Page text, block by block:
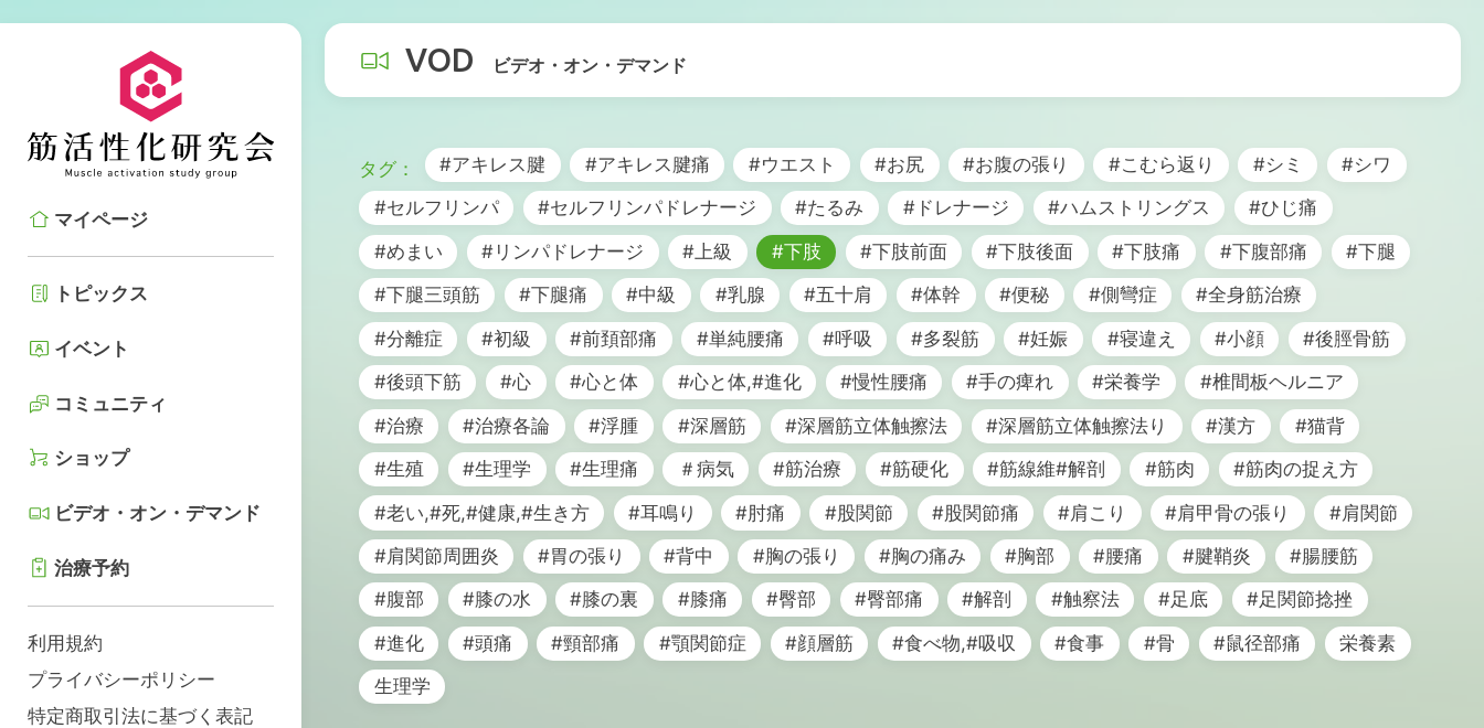
マイページ
トピックス
イベント
コミュニティ
ショップ
ビデオ・オン・デマンド
治療予約
利用規約
プライバシーポリシー
特定商取引法に基づく表記
VOD ビデオ・オン・デマンド
#アキレス腱 #アキレス腱痛 #ウエスト #お尻 #お腹の張り #こむら返り #シミ
#シワ
#セルフリンパ
#セルフリンパドレナージ #たるみ #ドレナージ #ハムストリングス
#ひじ痛
#めまい
#リンパドレナージ #上級 #下肢 #下肢前面 #下肢後面 #下肢痛 #下腹部痛
#下腿
#下腿三頭筋
#下腿痛 #中級 #乳腺 #五十肩 #体幹 #便秘 #側彎症
#全身筋治療
#分離症
#初級 #前頚部痛 #単純腰痛 #呼吸 #多裂筋 #妊娠 #寝違え #小顔
#後脛骨筋
#後頭下筋
#心 #心と体 #心と体,#進化 #慢性腰痛 #手の痺れ #栄養学
#椎間板ヘルニア
#治療
#治療各論 #浮腫 #深層筋 #深層筋立体触擦法 #深層筋立体触擦法り #漢方
#猫背
#生殖
#生理学 #生理痛 ＃病気 #筋治療 #筋硬化 #筋線維#解剖 #筋肉
#筋肉の捉え方
#老い,#死,#健康,#生き方
#耳鳴り #肘痛 #股関節 #股関節痛 #肩こり #肩甲骨の張り
#肩関節
#肩関節周囲炎
#胃の張り #背中 #胸の張り #胸の痛み #胸部 #腰痛 #腱鞘炎
#腸腰筋
#腹部
#膝の水 #膝の裏 #膝痛 #臀部 #臀部痛 #解剖 #触察法 #足底
#足関節捻挫
#進化
#頭痛 #頸部痛 #顎関節症 #顔層筋 #食べ物,#吸収 #食事 #骨 #鼠径部痛
栄養素
生理学